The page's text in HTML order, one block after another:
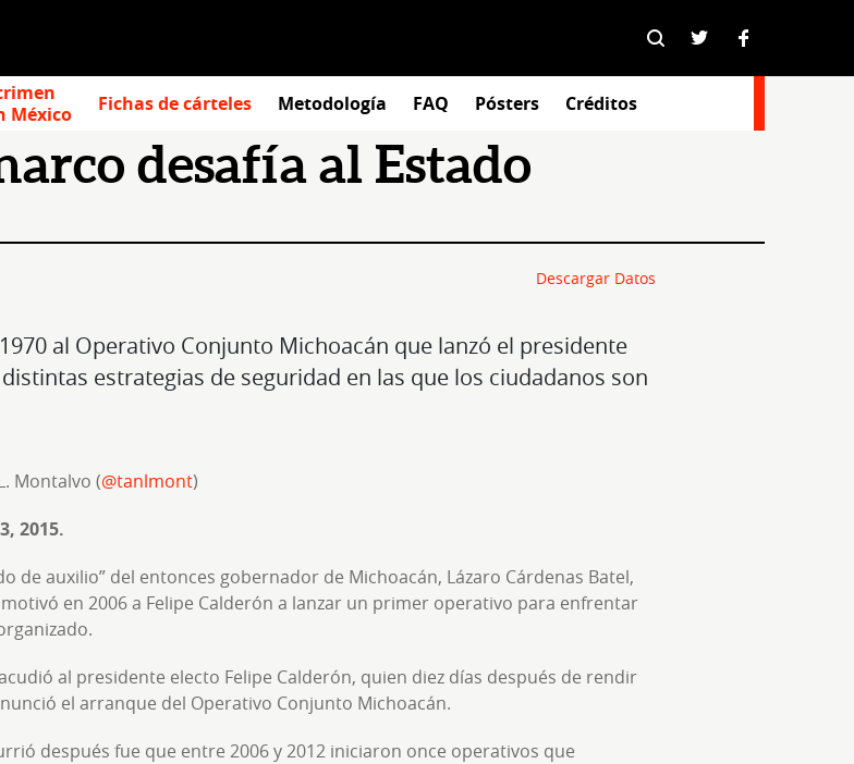
México
Fichas de cárteles Metodología FAQ Pósters Créditos
desafía al Estado
Descargar Datos
al Operativo Conjunto Michoacán que lanzó el presidente
estrategias de seguridad en las que los ciudadanos son
Montalvo (@tanlmont)
2015.
de auxilio” del entonces gobernador de Michoacán, Lázaro Cárdenas Batel,
en 2006 a Felipe Calderón a lanzar un primer operativo para enfrentar
al presidente electo Felipe Calderón, quien diez días después de rendir
el arranque del Operativo Conjunto Michoacán.
después fue que entre 2006 y 2012 iniciaron once operativos que